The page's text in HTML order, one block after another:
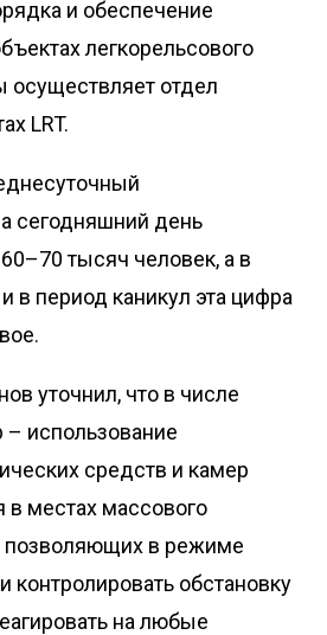
и обеспечение
легкорельсового
осуществляет отдел
LRT.
сегодняшний день
тысяч человек, а в
в период каникул эта цифра
уточнил, что в числе
использование
средств и камер
местах массового
позволяющих в режиме
контролировать обстановку
на любые